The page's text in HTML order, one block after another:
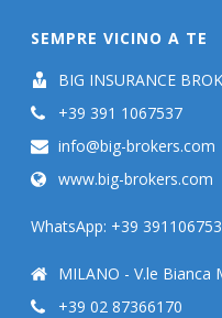
SEMPRE VICINO A TE
BIG INSURANCE
+39 391 1067537
info@big-brokers.com
www.big-brokers.com
WhatsApp: +39
MILANO - V.le Bianca
+39 02 87366170